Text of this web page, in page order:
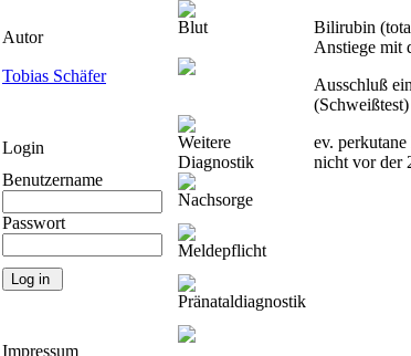
Autor
Tobias Schäfer
Login
Benutzername
Passwort
Impressum
Blut
Bilirubin
Anstiege mit
Ausschluß
(Schweißtest)
Weitere
Diagnostik
ev.
nicht vor der
Nachsorge
Meldepflicht
Pränataldiagnostik